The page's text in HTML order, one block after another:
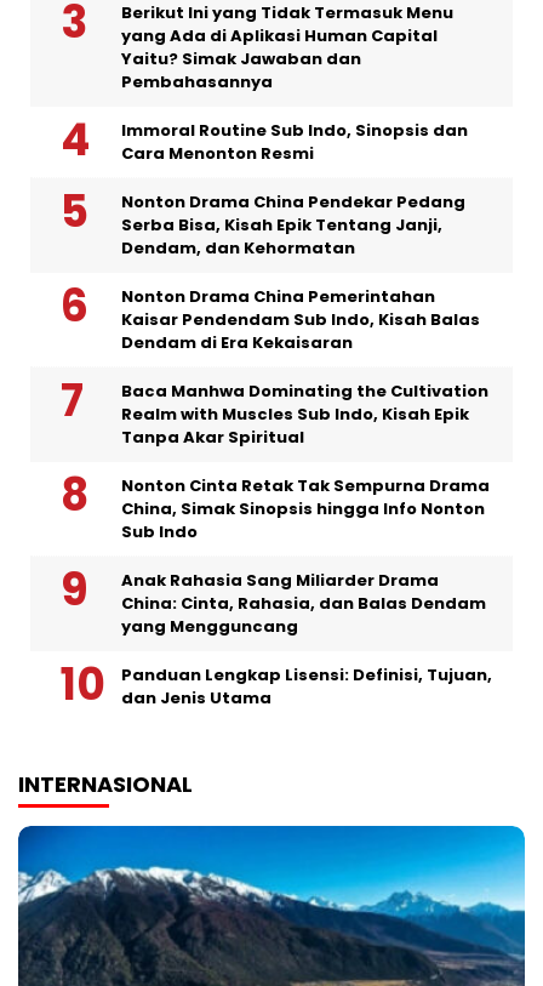
Berikut Ini yang Tidak Termasuk Menu
yang Ada di Aplikasi Human Capital
Yaitu? Simak Jawaban dan
Pembahasannya
Immoral Routine Sub Indo, Sinopsis dan
Cara Menonton Resmi
Nonton Drama China Pendekar Pedang
Serba Bisa, Kisah Epik Tentang Janji,
Dendam, dan Kehormatan
Nonton Drama China Pemerintahan
Kaisar Pendendam Sub Indo, Kisah Balas
Dendam di Era Kekaisaran
Baca Manhwa Dominating the Cultivation
Realm with Muscles Sub Indo, Kisah Epik
Tanpa Akar Spiritual
Nonton Cinta Retak Tak Sempurna Drama
China, Simak Sinopsis hingga Info Nonton
Sub Indo
Anak Rahasia Sang Miliarder Drama
China: Cinta, Rahasia, dan Balas Dendam
yang Mengguncang
Panduan Lengkap Lisensi: Definisi, Tujuan,
dan Jenis Utama
INTERNASIONAL